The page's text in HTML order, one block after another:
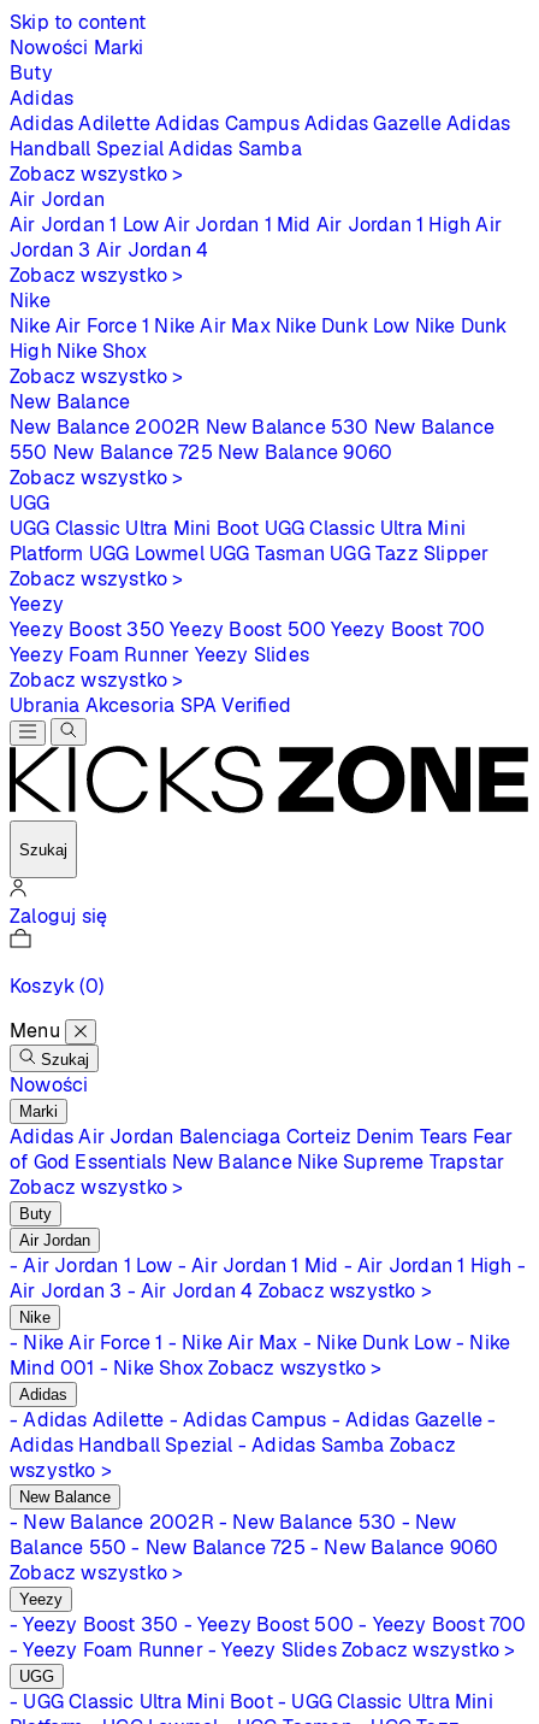
Skip to content
Nowości Marki
Buty
Adidas
Adidas Adilette Adidas Campus Adidas Gazelle Adidas
Handball Spezial Adidas Samba
Zobacz wszystko >
Air Jordan
Air Jordan 1 Low Air Jordan 1 Mid Air Jordan 1 High Air
Jordan 3 Air Jordan 4
Zobacz wszystko >
Nike
Nike Air Force 1 Nike Air Max Nike Dunk Low Nike Dunk
High Nike Shox
Zobacz wszystko >
New Balance
New Balance 2002R New Balance 530 New Balance
550 New Balance 725 New Balance 9060
Zobacz wszystko >
UGG
UGG Classic Ultra Mini Boot UGG Classic Ultra Mini
Platform UGG Lowmel UGG Tasman UGG Tazz Slipper
Zobacz wszystko >
Yeezy
Yeezy Boost 350 Yeezy Boost 500 Yeezy Boost 700
Yeezy Foam Runner Yeezy Slides
Zobacz wszystko >
Ubrania Akcesoria SPAVerified
Szukaj
Zaloguj się
Koszyk(0)
Menu
Szukaj
Nowości
Marki
Adidas Air Jordan Balenciaga Corteiz Denim Tears Fear
of God Essentials New Balance Nike Supreme Trapstar
Zobacz wszystko >
Buty
Air Jordan
- Air Jordan 1 Low - Air Jordan 1 Mid - Air Jordan 1 High -
Air Jordan 3 - Air Jordan 4 Zobacz wszystko >
Nike
- Nike Air Force 1 - Nike Air Max - Nike Dunk Low - Nike
Mind 001 - Nike Shox Zobacz wszystko >
Adidas
- Adidas Adilette - Adidas Campus - Adidas Gazelle -
Adidas Handball Spezial - Adidas Samba Zobacz
wszystko >
New Balance
- New Balance 2002R - New Balance 530 - New
Balance 550 - New Balance 725 - New Balance 9060
Zobacz wszystko >
Yeezy
- Yeezy Boost 350 - Yeezy Boost 500 - Yeezy Boost 700
- Yeezy Foam Runner - Yeezy Slides Zobacz wszystko >
UGG
- UGG Classic Ultra Mini Boot - UGG Classic Ultra Mini